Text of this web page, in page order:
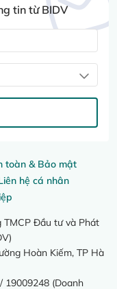
toàn & Bảo mật
hệ cá nhân
Đầu tư và Phát
Hoàn Kiếm, TP Hà
19009248 (Doanh
tin từ BIDV